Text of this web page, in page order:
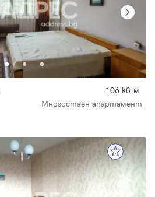
106 кв.м.
Многостаен апартамент